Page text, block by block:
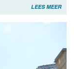
LEES MEER